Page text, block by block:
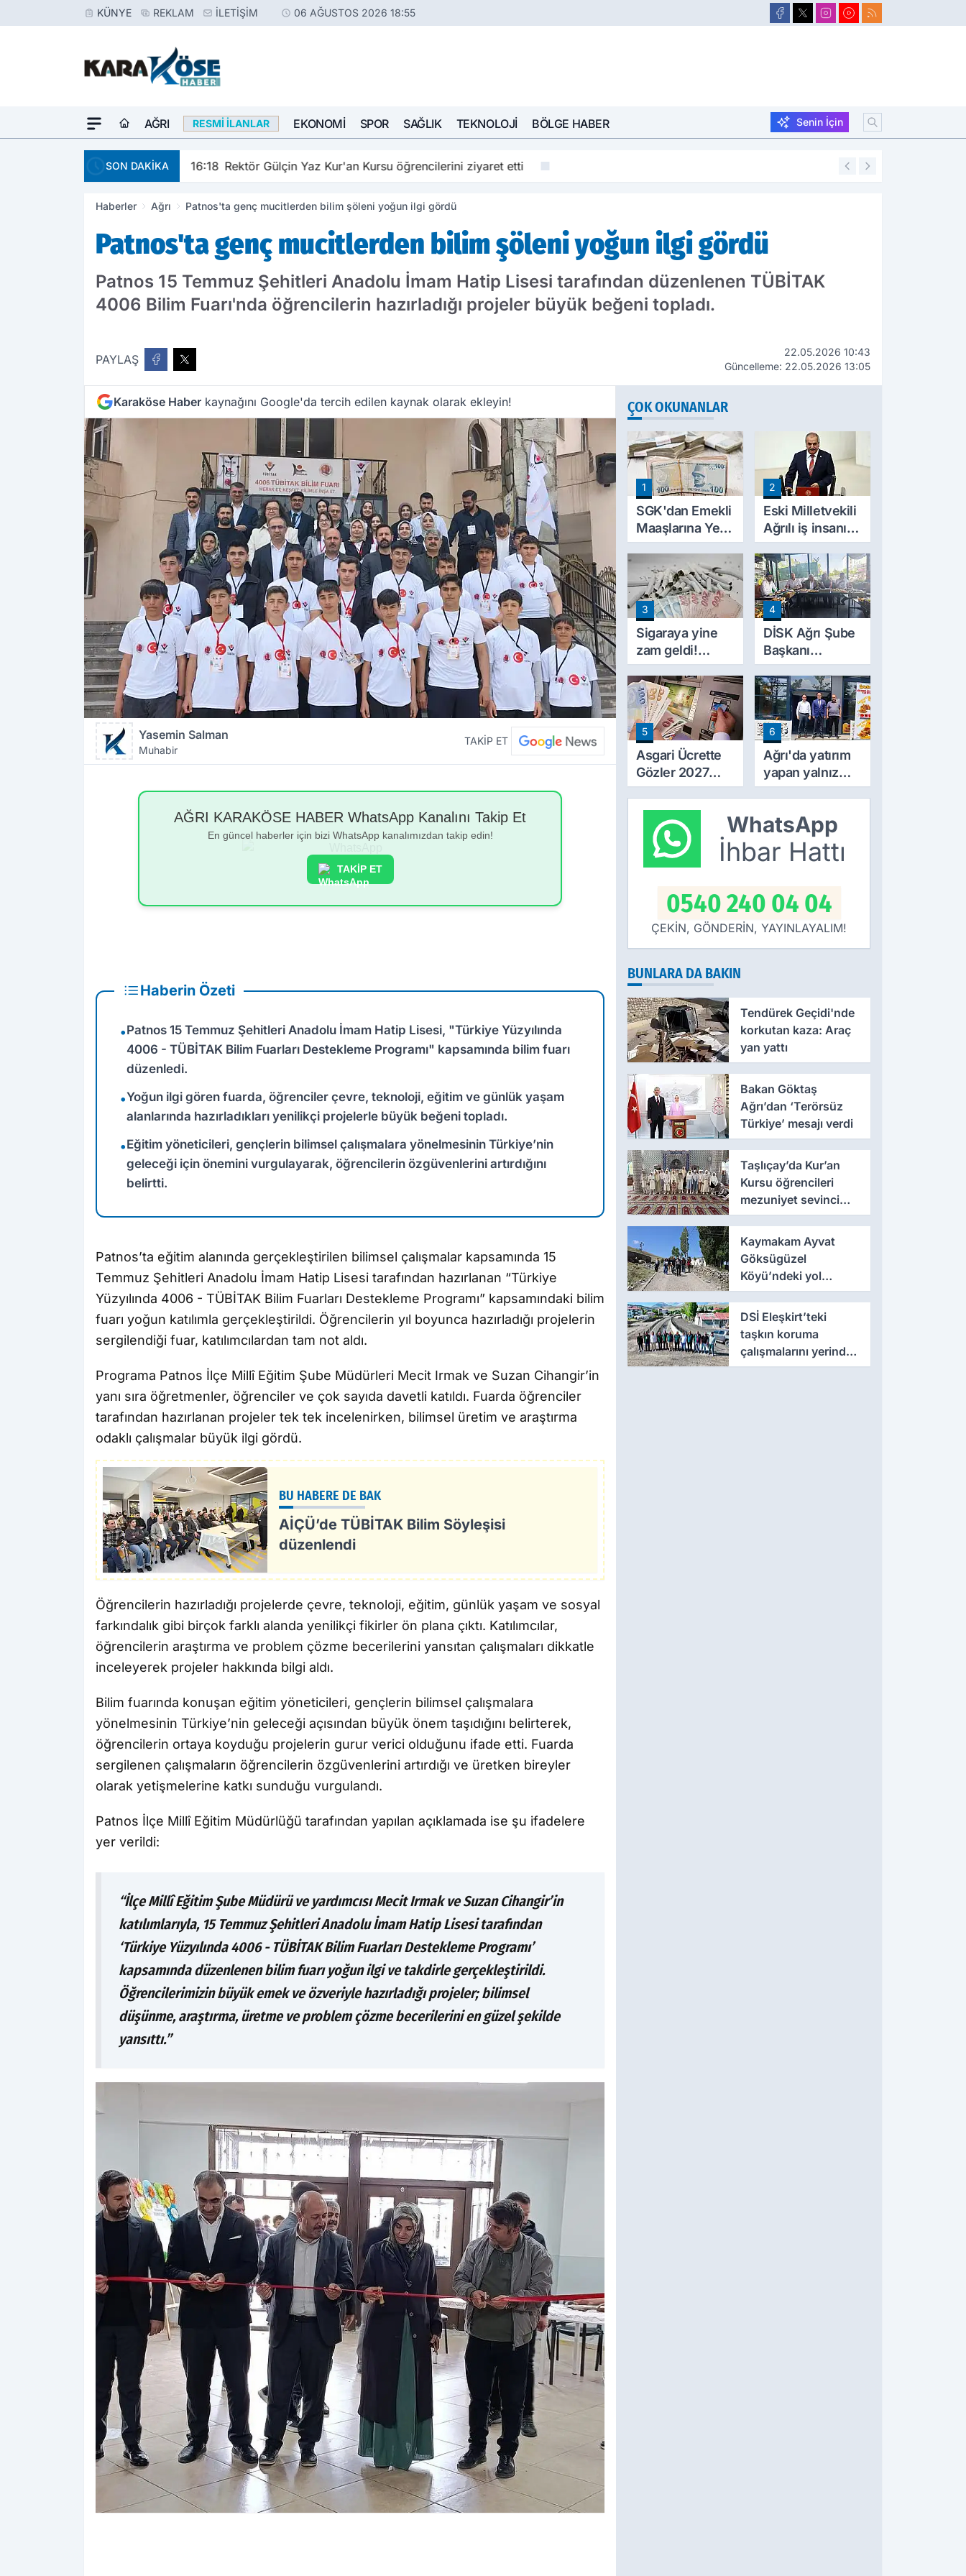
KÜNYE REKLAM İLETIŞIM 06 AĞUSTOS 2026 18:55
AĞRI RESMI İLANLAR EKONOMI SPOR SAĞLIK TEKNOLOJI BÖLGE HABER Senin İçin
SON DAKİKA 16:18 Rektör Gülçin Yaz Kur'an Kursu öğrencilerini ziyaret etti 16:09
Haberler Ağrı Patnos'ta genç mucitlerden bilim şöleni yoğun ilgi gördü
Patnos'ta genç mucitlerden bilim şöleni yoğun ilgi gördü
Patnos 15 Temmuz Şehitleri Anadolu İmam Hatip Lisesi tarafından düzenlenen TÜBİTAK
4006 Bilim Fuarı'nda öğrencilerin hazırladığı projeler büyük beğeni topladı.
PAYLAŞ
22.05.2026 10:43
Güncelleme: 22.05.2026 13:05
Karaköse Haber kaynağını Google'da tercih edilen kaynak olarak ekleyin!
Yasemin Salman
Muhabir
TAKİP ET
AĞRI KARAKÖSE HABER WhatsApp Kanalını Takip Et
En güncel haberler için bizi WhatsApp kanalımızdan takip edin!
TAKİP ET
Haberin Özeti
•Patnos 15 Temmuz Şehitleri Anadolu İmam Hatip Lisesi, "Türkiye Yüzyılında
4006 - TÜBİTAK Bilim Fuarları Destekleme Programı" kapsamında bilim fuarı
düzenledi.
•Yoğun ilgi gören fuarda, öğrenciler çevre, teknoloji, eğitim ve günlük yaşam
alanlarında hazırladıkları yenilikçi projelerle büyük beğeni topladı.
•Eğitim yöneticileri, gençlerin bilimsel çalışmalara yönelmesinin Türkiye’nin
geleceği için önemini vurgulayarak, öğrencilerin özgüvenlerini artırdığını
belirtti.
Patnos’ta eğitim alanında gerçekleştirilen bilimsel çalışmalar kapsamında 15
Temmuz Şehitleri Anadolu İmam Hatip Lisesi tarafından hazırlanan “Türkiye
Yüzyılında 4006 - TÜBİTAK Bilim Fuarları Destekleme Programı” kapsamındaki bilim
fuarı yoğun katılımla gerçekleştirildi. Öğrencilerin yıl boyunca hazırladığı projelerin
sergilendiği fuar, katılımcılardan tam not aldı.
Programa Patnos İlçe Millî Eğitim Şube Müdürleri Mecit Irmak ve Suzan Cihangir’in
yanı sıra öğretmenler, öğrenciler ve çok sayıda davetli katıldı. Fuarda öğrenciler
tarafından hazırlanan projeler tek tek incelenirken, bilimsel üretim ve araştırma
odaklı çalışmalar büyük ilgi gördü.
BU HABERE DE BAK
AİÇÜ’de TÜBİTAK Bilim Söyleşisi
düzenlendi
Öğrencilerin hazırladığı projelerde çevre, teknoloji, eğitim, günlük yaşam ve sosyal
farkındalık gibi birçok farklı alanda yenilikçi fikirler ön plana çıktı. Katılımcılar,
öğrencilerin araştırma ve problem çözme becerilerini yansıtan çalışmaları dikkatle
inceleyerek projeler hakkında bilgi aldı.
Bilim fuarında konuşan eğitim yöneticileri, gençlerin bilimsel çalışmalara
yönelmesinin Türkiye’nin geleceği açısından büyük önem taşıdığını belirterek,
öğrencilerin ortaya koyduğu projelerin gurur verici olduğunu ifade etti. Fuarda
sergilenen çalışmaların öğrencilerin özgüvenlerini artırdığı ve üretken bireyler
olarak yetişmelerine katkı sunduğu vurgulandı.
Patnos İlçe Millî Eğitim Müdürlüğü tarafından yapılan açıklamada ise şu ifadelere
yer verildi:
“İlçe Millî Eğitim Şube Müdürü ve yardımcısı Mecit Irmak ve Suzan Cihangir’in
katılımlarıyla, 15 Temmuz Şehitleri Anadolu İmam Hatip Lisesi tarafından
‘Türkiye Yüzyılında 4006 - TÜBİTAK Bilim Fuarları Destekleme Programı’
kapsamında düzenlenen bilim fuarı yoğun ilgi ve takdirle gerçekleştirildi.
Öğrencilerimizin büyük emek ve özveriyle hazırladığı projeler; bilimsel
düşünme, araştırma, üretme ve problem çözme becerilerini en güzel şekilde
yansıttı.”
ÇOK OKUNANLAR
1
SGK'dan Emekli
Maaşlarına Yeni
Kesinti
Düzenlemesi!
Prim Borçları
Aylıklardan
Tahsil Edilecek
2
Eski Milletvekili
Ağrılı iş insanı
hayatını kaybetti
3
Sigaraya yine
zam geldi!
Fiyatlar 10 TL
arttı
4
DİSK Ağrı Şube
Başkanı
Erincik'ten Ağrı
Belediyesi'ne
sert tepki!
5
Asgari Ücrette
Gözler 2027
Zammında! İlk
Zamlı Maaşın
Ödeneceği
Tarih Netleşti
6
Ağrı'da yatırım
yapan yalnız
bırakılmıyor!
Şimşek'ten
ziyaret
WhatsApp
İhbar Hattı
0540 240 04 04
ÇEKİN, GÖNDERİN, YAYINLAYALIM!
BUNLARA DA BAKIN
Tendürek Geçidi'nde
korkutan kaza: Araç
yan yattı
Bakan Göktaş
Ağrı’dan ‘Terörsüz
Türkiye’ mesajı verdi
Taşlıçay’da Kur’an
Kursu öğrencileri
mezuniyet sevinci
yaşadı
Kaymakam Ayvat
Göksügüzel
Köyü’ndeki yol
çalışmalarını yerinde
inceledi
DSİ Eleşkirt’teki
taşkın koruma
çalışmalarını yerinde
inceledi